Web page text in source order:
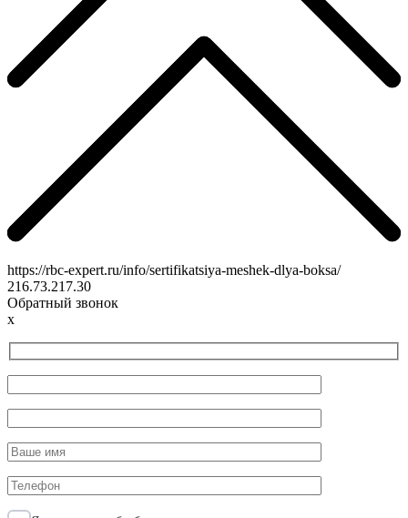
https://rbc-expert.ru/info/sertifikatsiya-meshek-dlya-boksa/
216.73.217.30
Обратный звонок
x